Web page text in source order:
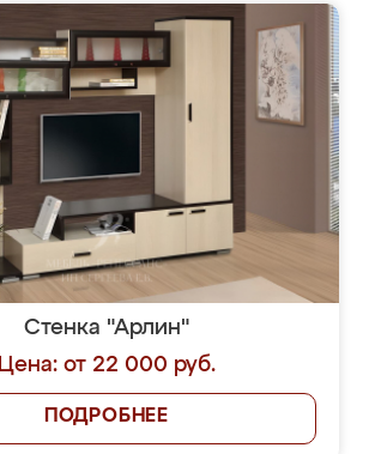
Стенка "Арлин"
Цена: от 22 000 руб.
ПОДРОБНЕЕ